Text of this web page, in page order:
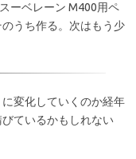
ーベレーン M400用ペ
うち作る。次はもう少
変化していくのか経年
ているかもしれない